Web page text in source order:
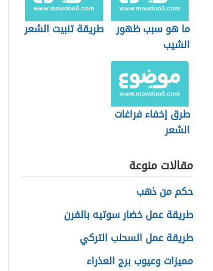
ما هو سبب ظهور
الشيب
طريقة تنبيت الشعر
طرق إخفاء فراغات
الشعر
مقالات منوعة
حكم من ذهب
طريقة عمل خضار سوتيه بالفرن
طريقة عمل السحلب التركي
مميزات وعيوب برج العذراء